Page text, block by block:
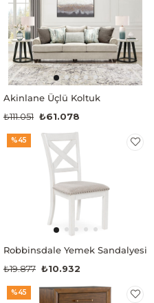
Akinlane Üçlü Koltuk
₺61.078
₺111.051
Robbinsdale Yemek Sandalyesi
₺10.932
₺19.877
%45
%45